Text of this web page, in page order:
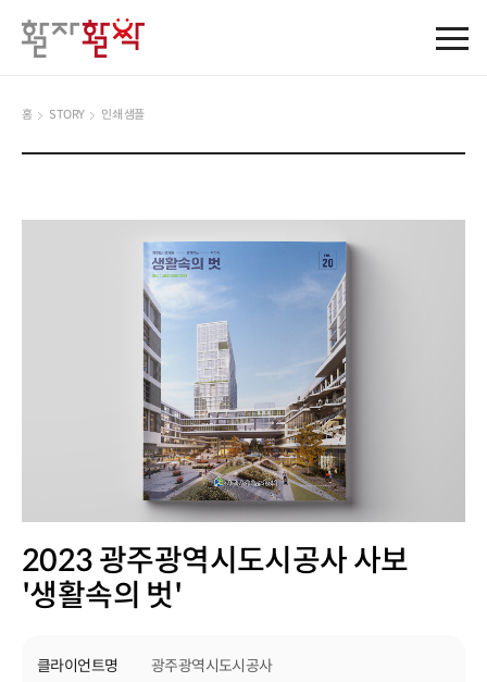
홈 STORY 인쇄 샘플
2023 광주광역시도시공사 사보
'생활속의 벗'
클라이언트명 광주광역시도시공사